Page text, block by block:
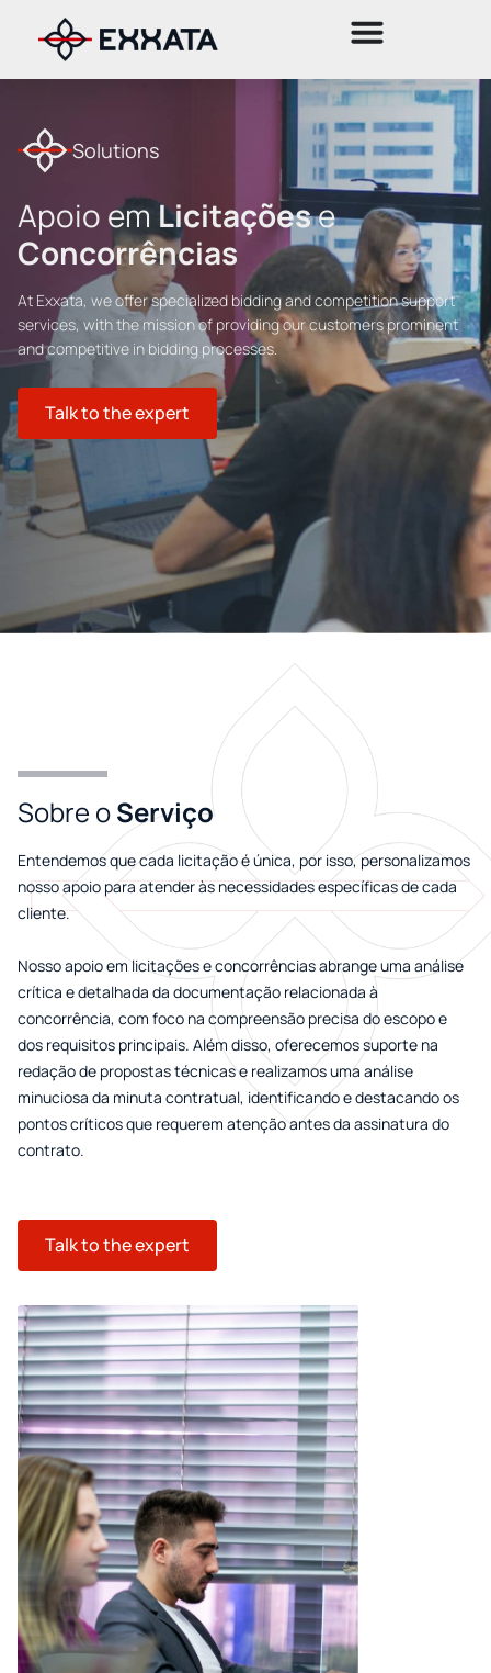
Solutions
Apoio emLicitaçõese
Concorrências
At Exxata, we offer specialized bidding and competition support
services, with the mission of providing our customers prominent
and competitive in bidding processes.
Talk to the expert
Sobre oServiço
Entendemos que cada licitação é única, por isso, personalizamos
nosso apoio para atender às necessidades específicas de cada
cliente.
Nosso apoio em licitações e concorrências abrange uma análise
crítica e detalhada da documentação relacionada à
concorrência, com foco na compreensão precisa do escopo e
dos requisitos principais. Além disso, oferecemos suporte na
redação de propostas técnicas e realizamos uma análise
minuciosa da minuta contratual, identificando e destacando os
pontos críticos que requerem atenção antes da assinatura do
contrato.
Talk to the expert